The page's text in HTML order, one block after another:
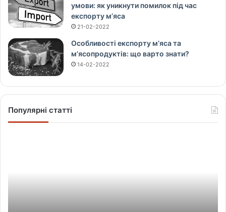
умови: як уникнути помилок під час
експорту м’яса
21-02-2022
Особливості експорту м’яса та
м’ясопродуктів: що варто знати?
14-02-2022
Популярні статті